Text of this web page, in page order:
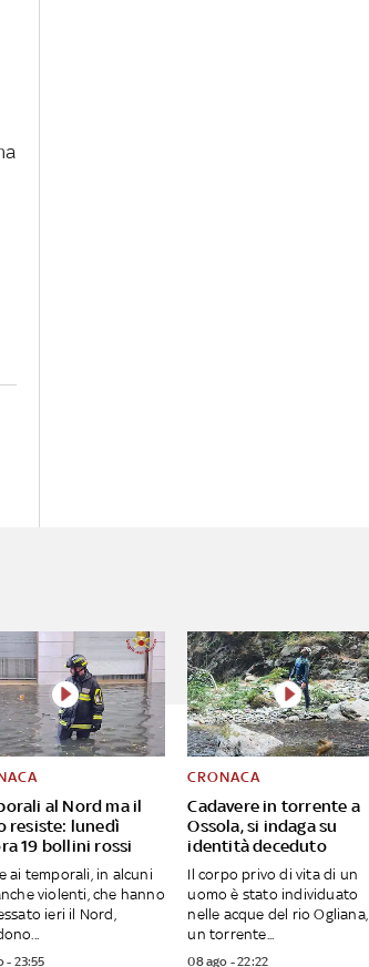
al Nord ma il
resiste: lunedì
19 bollini rossi
ai temporali, in alcuni
violenti, che hanno
ieri il Nord,
- 23:55
Cadavere in torrente a
Ossola, si indaga su
identità deceduto
CRONACA
Il corpo privo di vita di un
uomo è stato individuato
nelle acque del rio Ogliana,
un torrente...
08 ago - 22:22